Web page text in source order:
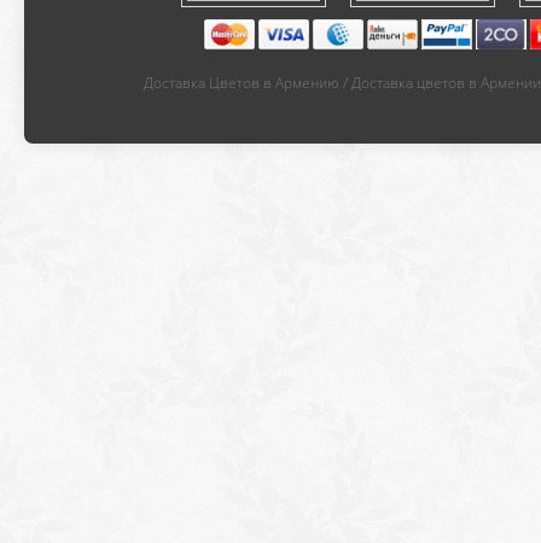
Доставка Цветов в Армению / Доставка цветов в